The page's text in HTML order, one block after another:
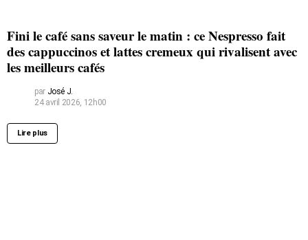
Fini le café sans saveur le matin : ce Nespresso fait
des cappuccinos et lattes cremeux qui rivalisent avec
les meilleurs cafés
par José J.
24 avril 2026, 12h00
Lire plus